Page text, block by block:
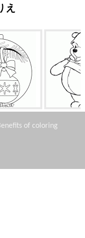
え
ール ウィニ
of coloring